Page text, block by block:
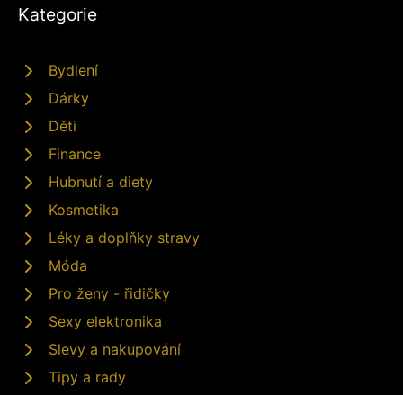
Kategorie
Bydlení
Dárky
Děti
Finance
Hubnutí a diety
Kosmetika
Léky a doplňky stravy
Móda
Pro ženy - řidičky
Sexy elektronika
Slevy a nakupování
Tipy a rady